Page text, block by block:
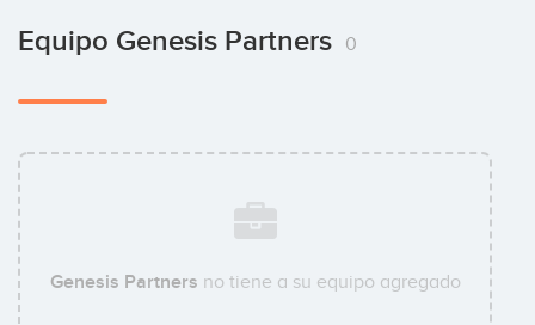
Equipo Genesis Partners 0
Genesis Partners no tiene a su equipo agregado